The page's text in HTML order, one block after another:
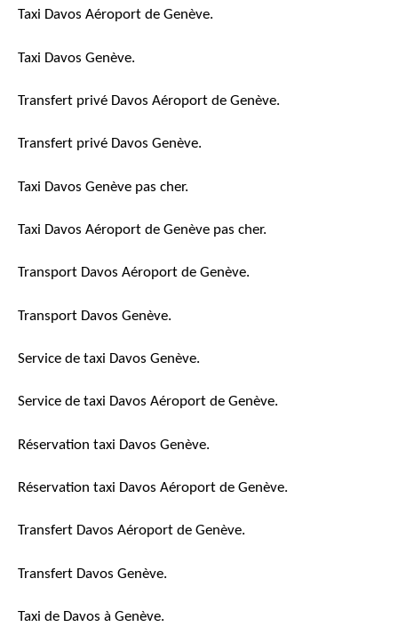
Taxi Davos Aéroport de Genève.
Taxi Davos Genève.
Transfert privé Davos Aéroport de Genève.
Transfert privé Davos Genève.
Taxi Davos Genève pas cher.
Taxi Davos Aéroport de Genève pas cher.
Transport Davos Aéroport de Genève.
Transport Davos Genève.
Service de taxi Davos Genève.
Service de taxi Davos Aéroport de Genève.
Réservation taxi Davos Genève.
Réservation taxi Davos Aéroport de Genève.
Transfert Davos Aéroport de Genève.
Transfert Davos Genève.
Taxi de Davos à Genève.